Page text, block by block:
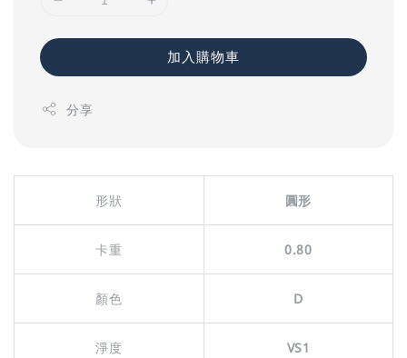
加入購物車
分享
形狀 圓形
卡重 0.80
顏色 D
淨度 VS1